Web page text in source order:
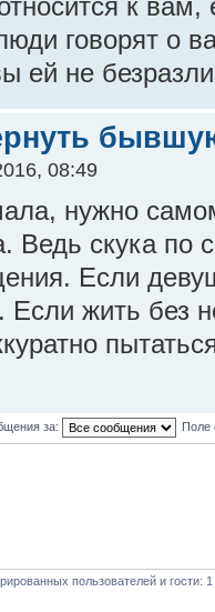
к
говорят о
ей не
08:49
нужно
Ведь скука по
Если
Если жить
за: Поле
пользователей и гости: 1